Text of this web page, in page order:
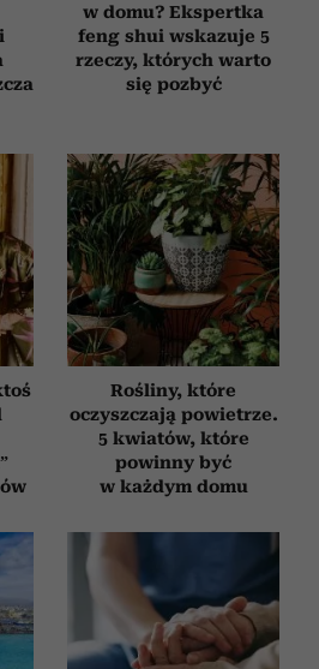
w domu? Ekspertka
feng shui wskazuje 5
rzeczy, których warto
się pozbyć
Rośliny, które
oczyszczają powietrze.
5 kwiatów, które
powinny być
w każdym domu